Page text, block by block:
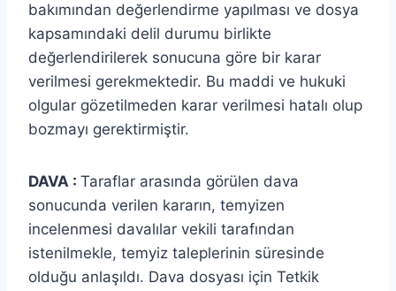
bakımından değerlendirme yapılması ve dosya
kapsamındaki delil durumu birlikte
değerlendirilerek sonucuna göre bir karar
verilmesi gerekmektedir. Bu maddi ve hukuki
olgular gözetilmeden karar verilmesi hatalı olup
bozmayı gerektirmiştir.
DAVA : Taraflar arasında görülen dava
sonucunda verilen kararın, temyizen
incelenmesi davalılar vekili tarafından
istenilmekle, temyiz taleplerinin süresinde
olduğu anlaşıldı. Dava dosyası için Tetkik